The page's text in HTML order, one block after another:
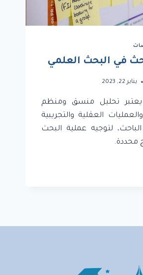
يناير 22, 2023
يعتبر تحليل منسق ومنظم
العقلية والتجريبية
لتوجيه عملية البحث
محددة.